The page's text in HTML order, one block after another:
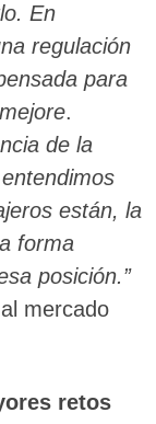
En
regulación
para
.
de la
están, la
forma
posición.”
mercado
retos